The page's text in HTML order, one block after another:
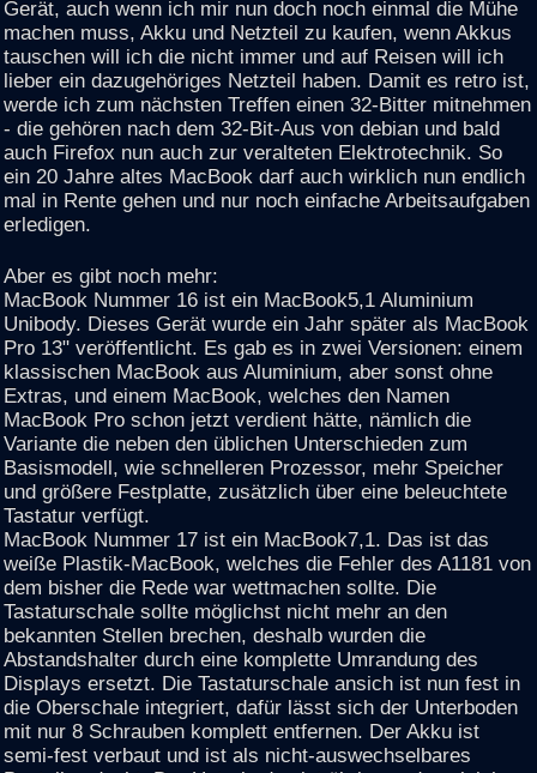
Gerät, auch wenn ich mir nun doch noch einmal die Mühe
machen muss, Akku und Netzteil zu kaufen, wenn Akkus
tauschen will ich die nicht immer und auf Reisen will ich
lieber ein dazugehöriges Netzteil haben. Damit es retro ist,
werde ich zum nächsten Treffen einen 32-Bitter mitnehmen
- die gehören nach dem 32-Bit-Aus von debian und bald
auch Firefox nun auch zur veralteten Elektrotechnik. So
ein 20 Jahre altes MacBook darf auch wirklich nun endlich
mal in Rente gehen und nur noch einfache Arbeitsaufgaben
erledigen.
Aber es gibt noch mehr:
MacBook Nummer 16 ist ein MacBook5,1 Aluminium
Unibody. Dieses Gerät wurde ein Jahr später als MacBook
Pro 13" veröffentlicht. Es gab es in zwei Versionen: einem
klassischen MacBook aus Aluminium, aber sonst ohne
Extras, und einem MacBook, welches den Namen
MacBook Pro schon jetzt verdient hätte, nämlich die
Variante die neben den üblichen Unterschieden zum
Basismodell, wie schnelleren Prozessor, mehr Speicher
und größere Festplatte, zusätzlich über eine beleuchtete
Tastatur verfügt.
MacBook Nummer 17 ist ein MacBook7,1. Das ist das
weiße Plastik-MacBook, welches die Fehler des A1181 von
dem bisher die Rede war wettmachen sollte. Die
Tastaturschale sollte möglichst nicht mehr an den
bekannten Stellen brechen, deshalb wurden die
Abstandshalter durch eine komplette Umrandung des
Displays ersetzt. Die Tastaturschale ansich ist nun fest in
die Oberschale integriert, dafür lässt sich der Unterboden
mit nur 8 Schrauben komplett entfernen. Der Akku ist
semi-fest verbaut und ist als nicht-auswechselbares